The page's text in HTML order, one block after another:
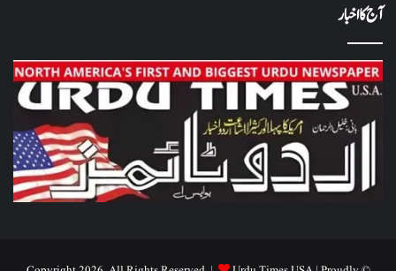
آج کا اخبار